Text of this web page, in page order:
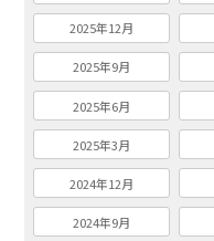
2025年12月
2025年9月
2025年6月
2025年3月
2024年12月
2024年9月